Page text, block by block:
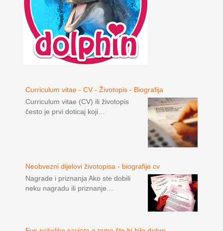
Curriculum vitae - CV - Životopis - Biografija
Curriculum vitae (CV) ili životopis
često je prvi doticaj koji…
Neobvezni dijelovi životopisa - biografije cv
Nagrade i priznanja Ako ste dobili
neku nagradu ili priznanje…